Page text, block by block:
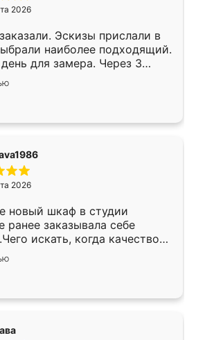
2026
Эскизы прислали в
наиболее подходящий.
для замера. Через 3
уже готова. Остались
Спасибо Ренессанс
работу!
2026
новый шкаф в студии
ранее заказывала себе
искать, когда качеством
Служит кухня уже почти
нет.